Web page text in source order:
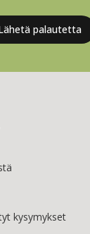
palautetta
kysymykset